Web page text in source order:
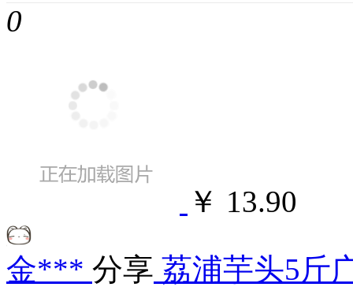
0
￥ 13.90
金*** 分享 荔浦芋头5斤